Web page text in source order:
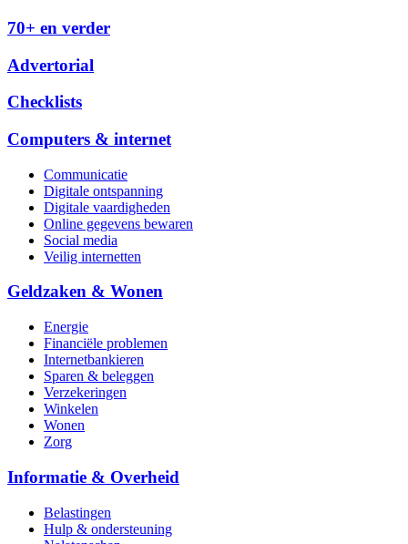
70+ en verder
Advertorial
Checklists
Computers & internet
Communicatie
Digitale ontspanning
Digitale vaardigheden
Online gegevens bewaren
Social media
Veilig internetten
Geldzaken & Wonen
Energie
Financiële problemen
Internetbankieren
Sparen & beleggen
Verzekeringen
Winkelen
Wonen
Zorg
Informatie & Overheid
Belastingen
Hulp & ondersteuning